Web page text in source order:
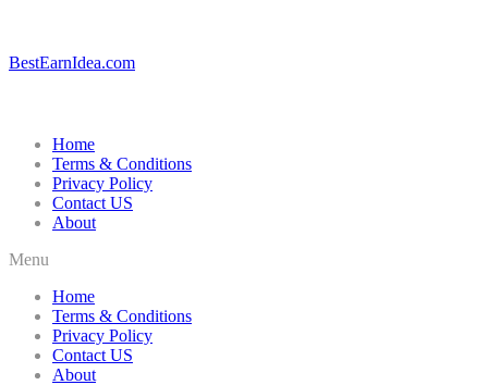
BestEarnIdea.com
Home
Terms & Conditions
Privacy Policy
Contact US
About
Menu
Home
Terms & Conditions
Privacy Policy
Contact US
About